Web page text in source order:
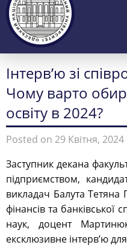
Інтерв’ю зі
Чому варто
освіту в 2024?
Posted on 29 Квітня, 2024
Заступник декана
підприємством,
викладач Балута Тетяна
фінансів та банківської
наук, доцент
ексклюзивне інтерв’ю